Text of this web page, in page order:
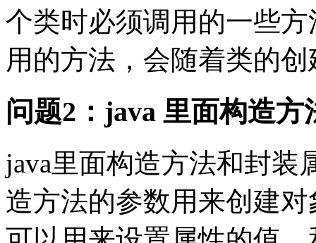
个类时必须调用的一些
用的方法，会随着类的
问题2：java 里面构造
java里面构造方法和封装
造方法的参数用来创建